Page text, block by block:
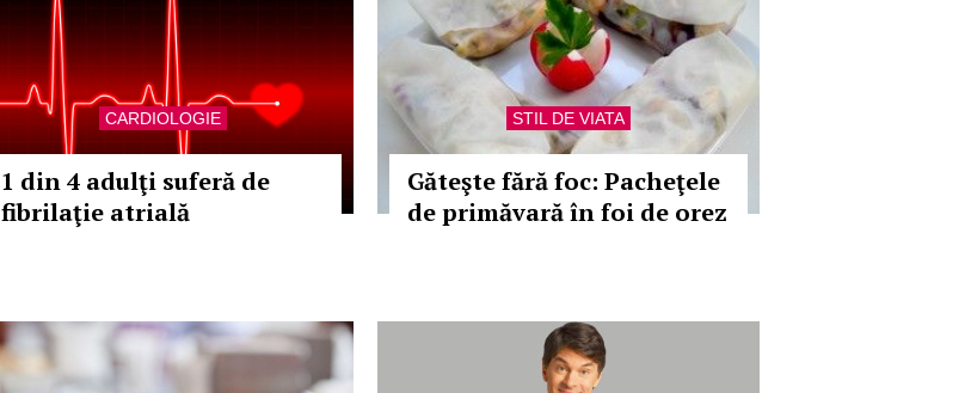
CARDIOLOGIE
1 din 4 adulţi suferă de
fibrilaţie atrială
STIL DE VIATA
Găteşte fără foc: Pacheţele
de primăvară în foi de orez